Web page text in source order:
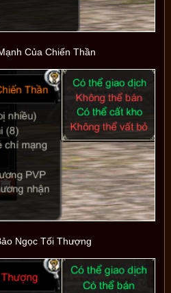
Của Chiến Thần
Ngọc Tối Thượng